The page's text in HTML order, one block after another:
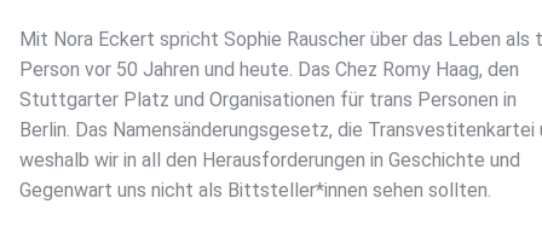
Mit Nora Eckert spricht Sophie Rauscher über das Leben als
Person vor 50 Jahren und heute. Das Chez Romy Haag, den
Stuttgarter Platz und Organisationen für trans Personen in
Berlin. Das Namensänderungsgesetz, die Transvestitenkartei
weshalb wir in all den Herausforderungen in Geschichte und
Gegenwart uns nicht als Bittsteller*innen sehen sollten.